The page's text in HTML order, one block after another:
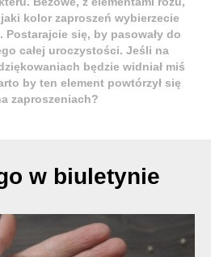
kolor zaproszeń wybierzecie
Postarajcie się, by pasowały do
całej uroczystości. Jeśli na
będzie widniał miś
by ten element powtórzył się
zaproszeniach?
w biuletynie